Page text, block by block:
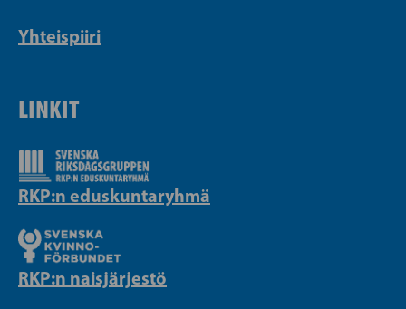
Yhteispiiri
LINKIT
RKP:n eduskuntaryhmä
RKP:n naisjärjestö